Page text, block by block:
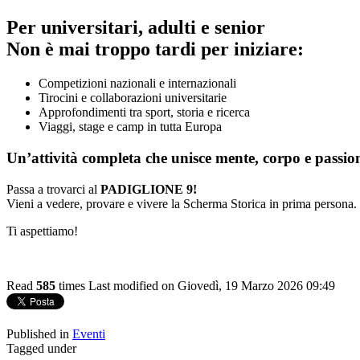
Per universitari, adulti e senior
Non è mai troppo tardi per iniziare:
Competizioni nazionali e internazionali
Tirocini e collaborazioni universitarie
Approfondimenti tra sport, storia e ricerca
Viaggi, stage e camp in tutta Europa
Un’attività completa che unisce mente, corpo e
Passa a trovarci al PADIGLIONE 9!
Vieni a vedere, provare e vivere la Scherma Storica in prima persona.
Ti aspettiamo!
Read 585 times Last modified on Giovedì, 19 Marzo 2026 09:49
Published in Eventi
Tagged under